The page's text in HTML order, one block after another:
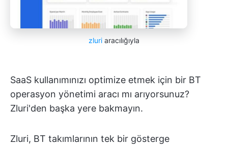
zluri aracılığıyla
SaaS kullanımınızı optimize etmek için bir BT
operasyon yönetimi aracı mı arıyorsunuz?
Zluri'den başka yere bakmayın.
Zluri, BT takımlarının tek bir gösterge